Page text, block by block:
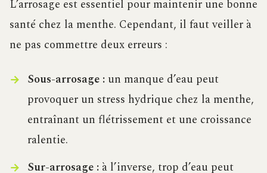
L’arrosage est essentiel pour maintenir une bonne
santé chez la menthe. Cependant, il faut veiller à
ne pas commettre deux erreurs :
Sous-arrosage :un manque d’eau peut
provoquer un stress hydrique chez la menthe,
entraînant un flétrissement et une croissance
ralentie.
Sur-arrosage :à l’inverse, trop d’eau peut